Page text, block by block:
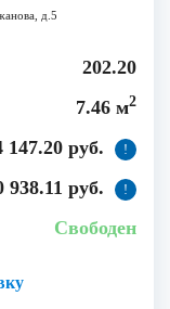
д.5
202.20
7.46 м2
147.20 руб. !
938.11 руб. !
Свободен